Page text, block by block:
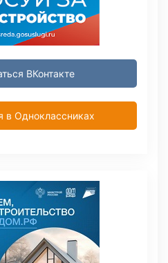
ВКонтакте
в Одноклассниках